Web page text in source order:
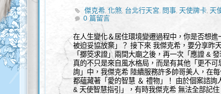
傑克希,化煞, 台北行天宮, 問事, 天使牌卡, 天
神通,靈媒
0 篇留言
在人生變化＆居住環境變遷過程中，你是否想
被迫妥協放棄」？ 接下來 我傑克希，要分享昨
「擲筊求證」兩間大廟之後，再一次「應證 &
真的不只是來自風水格局，而是有其他「更不
詢」中，我傑克希 陸續服務許多帥哥美人，在
都蘊藏著「愛的智慧 ＆ 禮物」！ 由於個案諮
& 天使智慧指引」，有時我傑克希 無法全部記